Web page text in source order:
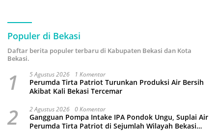
Populer di Bekasi
Daftar berita populer terbaru di Kabupaten Bekasi dan Kota
Bekasi.
1 5 Agustus 2026 1 Komentar
Perumda Tirta Patriot Turunkan Produksi Air Bersih
Akibat Kali Bekasi Tercemar
2 2 Agustus 2026 0 Komentar
Gangguan Pompa Intake IPA Pondok Ungu, Suplai Air
Perumda Tirta Patriot di Sejumlah Wilayah Bekasi